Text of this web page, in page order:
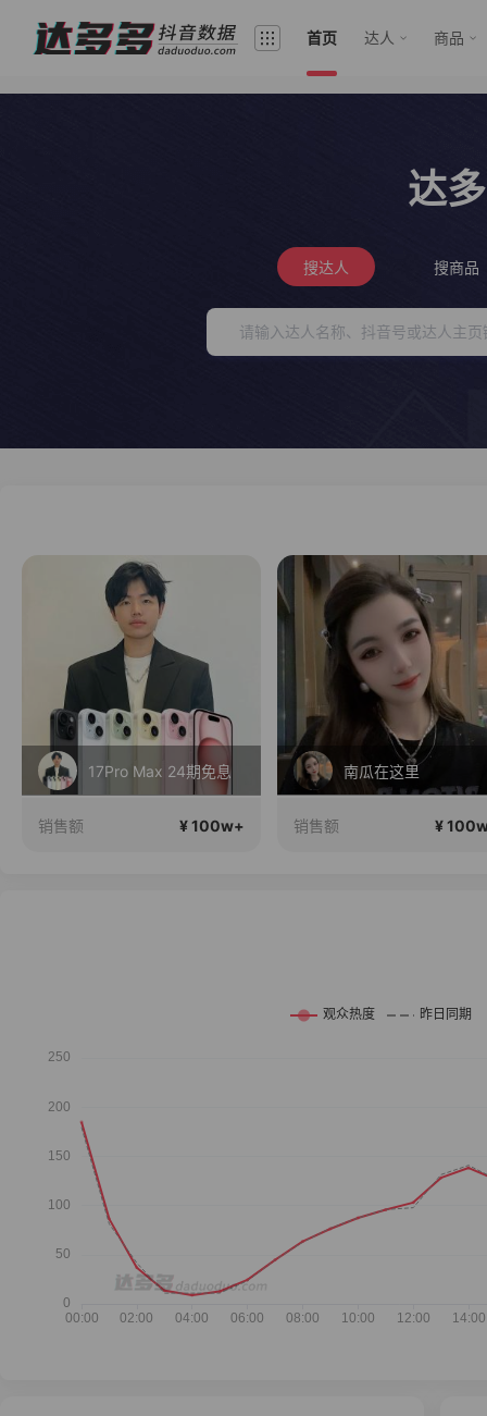
首页 达人 商品
达
搜达人 搜商品
17Pro Max 24期免息
销售额 ¥ 100w+
南瓜在这里
销售额 ¥